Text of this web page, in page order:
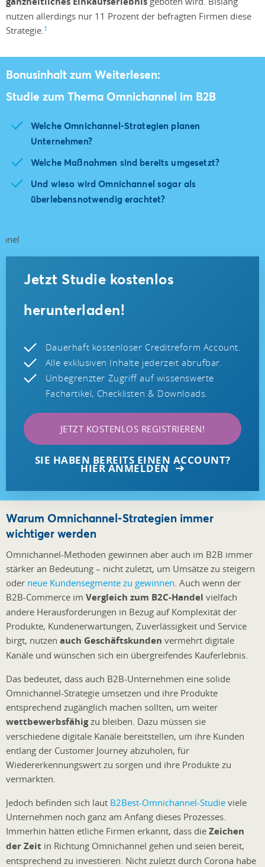
nutzen allerdings nur 11 Prozent der befragten Firmen diese
Strategie.1
Bonusinhalt zum Weiterlesen:
Studie zum Thema Omnichannel im B2B
Welche Omnichannel-Strategien planen
Unternehmen?
Welche Maßnahmen sind bereits umgesetzt?
Und wieso wird Omnichannel sogar als
überlebensnotwendig erachtet?
Jetzt Studie kostenlos
herunterladen!
Dauerhaft kostenloser Creditreform Account.
Alle exklusiven Inhalte jederzeit abrufbar.
Unbegrenzter Zugriff auf wissenswerte
Fachartikel, Checklisten & Downloads.
JETZT KOSTENLOS REGISTRIEREN!
SIE HABEN BEREITS EINEN ACCOUNT?
HIER ANMELDEN
Warum Omnichannel-Strategien immer
wichtiger werden
Omnichannel-Methoden gewinnen aber auch im B2B immer
stärker an Bedeutung – nicht zuletzt, um Umsätze zu steigern
oder neue Kundensegmente zu gewinnen . Auch wenn der
B2B-Commerce im Vergleich zum B2C-Handel vielfach
andere Herausforderungen in Bezug auf Komplexität der
Produkte, Kundenerwartungen, Zuverlässigkeit und Service
birgt, nutzen auch Geschäftskunden vermehrt digitale
Kanäle und wünschen sich ein übergreifendes Kauferlebnis.
Das bedeutet, dass auch B2B-Unternehmen eine solide
Omnichannel-Strategie umsetzen und ihre Produkte
entsprechend zugänglich machen sollten, um weiter
wettbewerbsfähigzu bleiben. Dazu müssen sie
verschiedene digitale Kanäle bereitstellen, um ihre Kunden
entlang der Customer Journey abzuholen, für
Wiedererkennungswert zu sorgen und ihre Produkte zu
vermarkten.
Jedoch befinden sich laut B2Best-Omnichannel-Studie viele
Unternehmen noch ganz am Anfang dieses Prozesses.
Immerhin hätten etliche Firmen erkannt, dass die Zeichen
der Zeit in Richtung Omnichannel gehen und seien bereit,
entsprechend zu investieren. Nicht zuletzt durch Corona habe